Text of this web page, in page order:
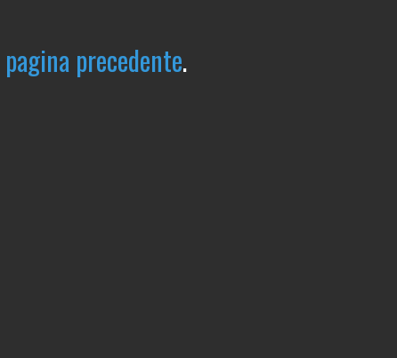
pagina precedente.